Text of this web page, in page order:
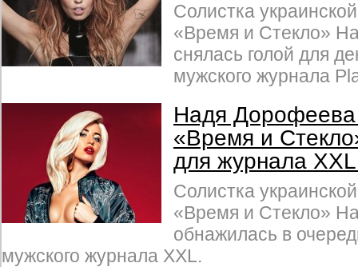
Солистка
«Время и Стекло»
снялась голой для
мужского журнала
Надя Дорофеева
«Время и
для журнала
Солистка
«Время и Стекло»
обнажилась в
мужского журнала XXL.